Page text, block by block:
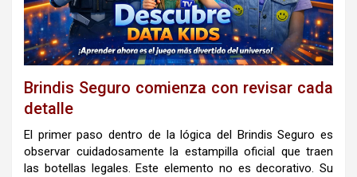
Brindis Seguro comienza con revisar cada
detalle
El primer paso dentro de la lógica del Brindis Seguro es
observar cuidadosamente la estampilla oficial que traen
las botellas legales. Este elemento no es decorativo. Su